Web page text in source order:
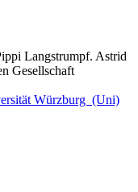
Langstrumpf. Astrid
Gesellschaft
Würzburg (Uni)